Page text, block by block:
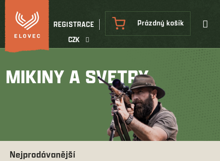
Přejít
na
obsah
CZK
REGISTRACE
NÁKUPNÍ
KOŠÍK
Prázdný košík
MIKINY A SVETRY
Nejprodávanější